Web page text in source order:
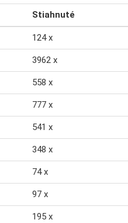
Stiahnuté
124 x
3962 x
558 x
777 x
541 x
348 x
74 x
97 x
195 x